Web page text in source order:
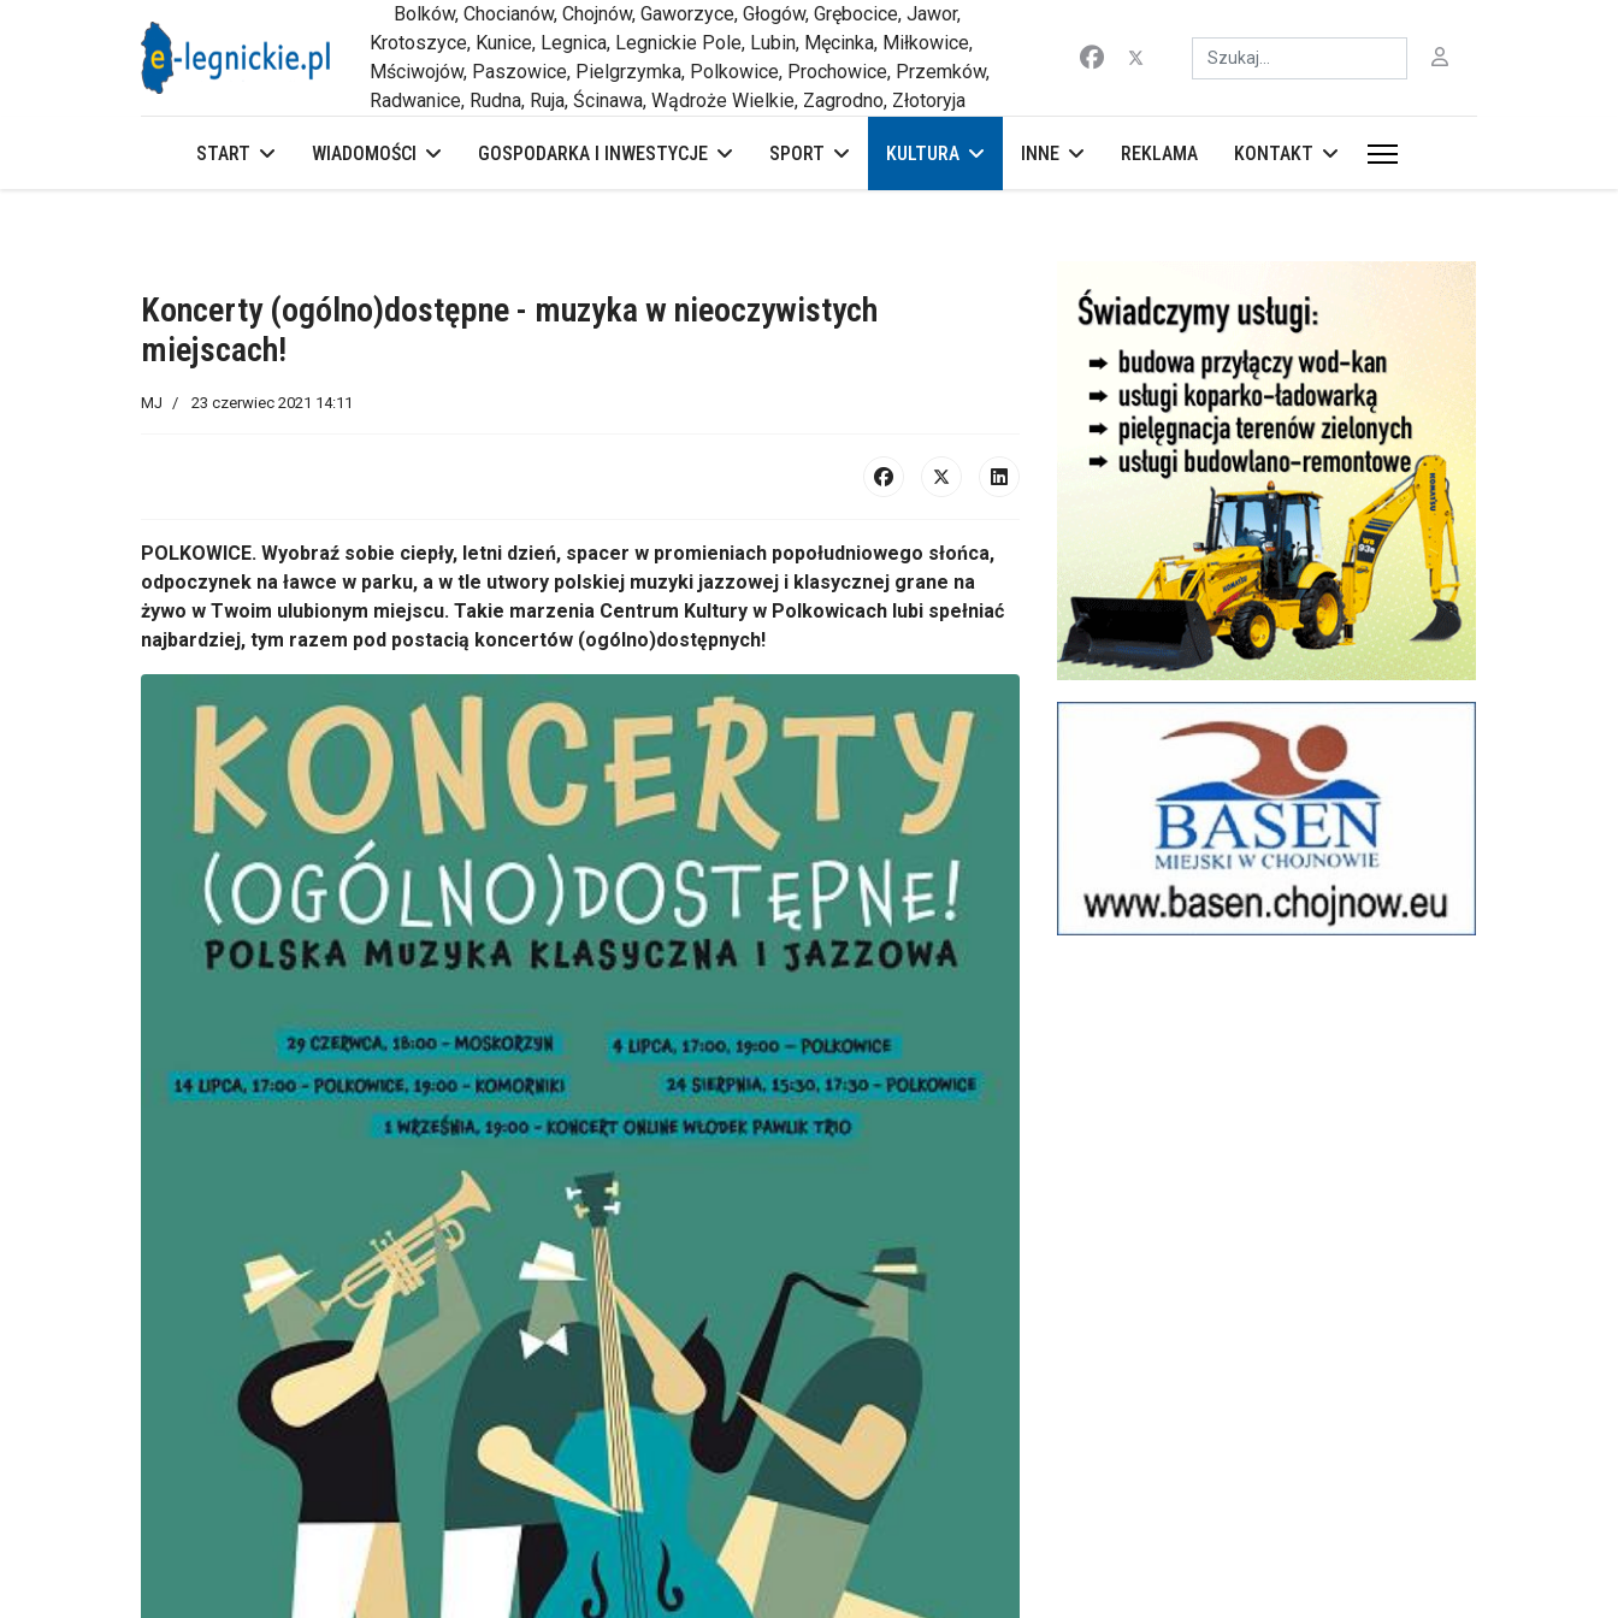
Bolków, Chocianów, Chojnów, Gaworzyce, Głogów, Grębocice, Jawor,
Krotoszyce, Kunice, Legnica, Legnickie Pole, Lubin, Męcinka, Miłkowice,
Mściwojów, Paszowice, Pielgrzymka, Polkowice, Prochowice, Przemków,
Radwanice, Rudna, Ruja, Ścinawa, Wądroże Wielkie, Zagrodno, Złotoryja
Szukaj
START WIADOMOŚCI GOSPODARKA I INWESTYCJE SPORT KULTURA INNE REKLAMA KONTAKT
Koncerty (ogólno)dostępne - muzyka w nieoczywistych
miejscach!
MJ 23 czerwiec 2021 14:11
POLKOWICE. Wyobraź sobie ciepły, letni dzień, spacer w promieniach popołudniowego słońca,
odpoczynek na ławce w parku, a w tle utwory polskiej muzyki jazzowej i klasycznej grane na
żywo w Twoim ulubionym miejscu. Takie marzenia Centrum Kultury w Polkowicach lubi spełniać
najbardziej, tym razem pod postacią koncertów (ogólno)dostępnych!